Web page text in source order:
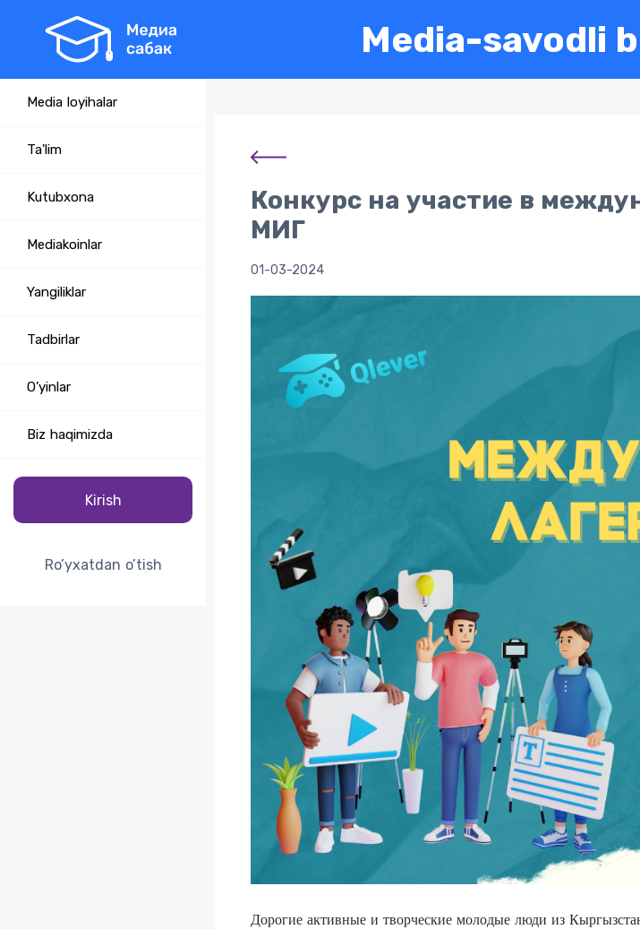
Media-savodli
Media loyihalar
Ta'lim
Kutubxona
Mediakoinlar
Yangiliklar
Tadbirlar
O’yinlar
Biz haqimizda
Kirish
Ro’yxatdan o’tish
Конкурс на участие в
МИГ
01-03-2024
Дорогие активные и творческие молодые люди из